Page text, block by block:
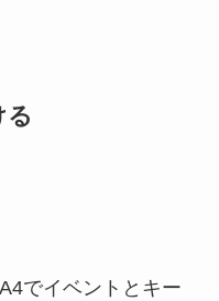
る
でイベントとキー